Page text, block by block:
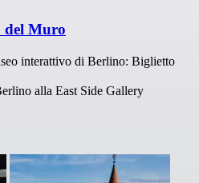
del Muro
interattivo di Berlino: Biglietto
alla East Side Gallery